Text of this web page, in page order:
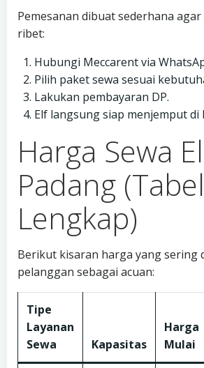
Pemesanan dibuat sederhana
ribet:
Hubungi Meccarent via
Pilih paket sewa sesuai
Lakukan pembayaran DP.
Elf langsung siap menjemput di
Harga Sewa
Padang (Tabel
Lengkap)
Berikut kisaran harga yang sering
pelanggan sebagai acuan:
Tipe
Layanan
Sewa
Kapasitas
Harga
Mulai